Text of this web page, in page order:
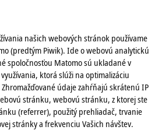
našich webových stránok používame
(predtým Piwik). Ide o webovú analytickú
spoločnosťou Matomo sú ukladané v
ktorá slúži na optimalizáciu
údaje zahŕňajú skrátenú IP
stránku, webovú stránku, z ktorej ste
(referrer), použitý prehliadač, trvanie
stránky a frekvenciu Vašich návštev.